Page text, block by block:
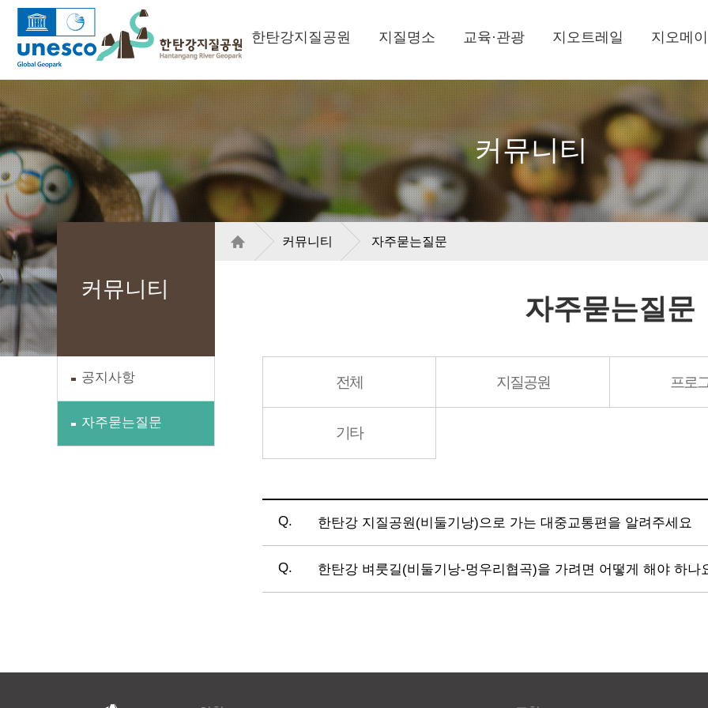
한탄강지질공원 지질명소 교육·관광 지오트레일 지오메
커뮤니티
커뮤니티
공지사항
자주묻는질문
커뮤니티 자주묻는질문
자주묻는질문
전체 지질공원 프로
기타
한탄강 지질공원(비둘기낭)으로 가는 대중교통편을 알려주세요
한탄강 벼룻길(비둘기낭-멍우리협곡)을 가려면 어떻게 해야 하나